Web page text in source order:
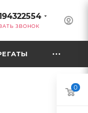
ЗВОНОК
0